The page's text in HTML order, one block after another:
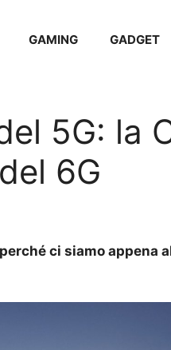
GAMING GADGET
5G: la
6G
ci siamo appena